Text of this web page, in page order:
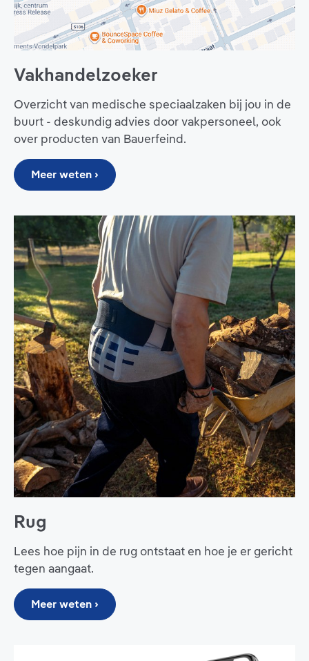
Vakhandelzoeker
Overzicht van medische speciaalzaken bij jou in de
buurt - deskundig advies door vakpersoneel, ook
over producten van Bauerfeind.
Meer weten ›
Rug
Lees hoe pijn in de rug ontstaat en hoe je er gericht
tegen aangaat.
Meer weten ›